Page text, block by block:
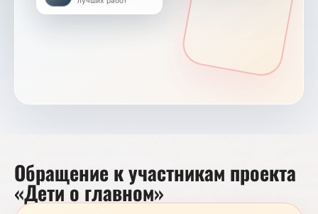
лучших работ
Обращение к участникам проекта
«Дети о главном»